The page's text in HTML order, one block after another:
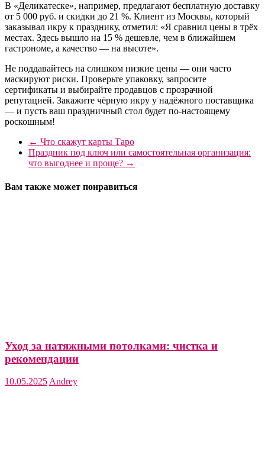
В «Деликатеске», например, предлагают бесплатную доставку
от 5 000 руб. и скидки до 21 %. Клиент из Москвы, который
заказывал икру к празднику, отметил: «Я сравнил цены в трёх
местах. Здесь вышло на 15 % дешевле, чем в ближайшем
гастрономе, а качество — на высоте».
Не поддавайтесь на слишком низкие цены — они часто
маскируют риски. Проверьте упаковку, запросите
сертификаты и выбирайте продавцов с прозрачной
репутацией. Закажите чёрную икру у надёжного поставщика
— и пусть ваш праздничный стол будет по‑настоящему
роскошным!
← Что скажут карты Таро
Праздник под ключ или самостоятельная организация:
что выгоднее и проще? →
Вам также может понравиться
Уход за натяжными потолками: чистка и
рекомендации
10.05.2025 Andrey